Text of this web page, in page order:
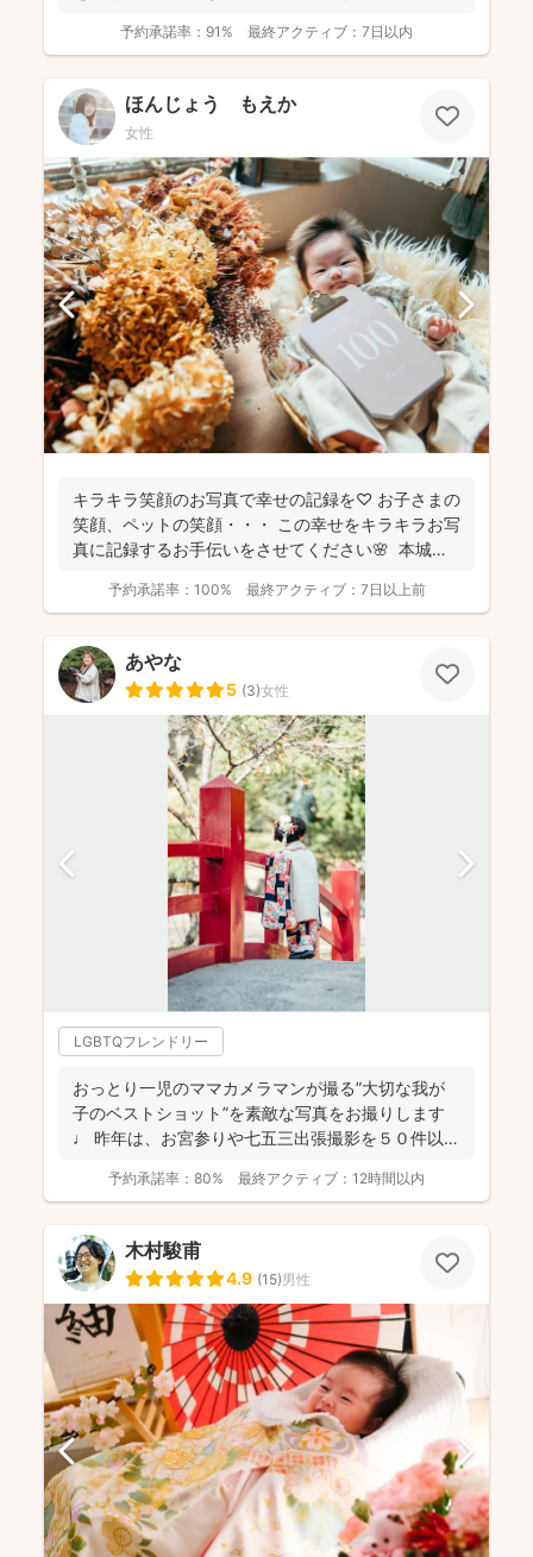
予約承諾率： 91% 最終アクティブ： 7日以内
ほんじょう もえか
女性
キラキラ笑顔のお写真で幸せの記録を♡ お子さまの
笑顔、ペットの笑顔・・・ この幸せをキラキラお写
真に記録するお手伝いをさせてください🌸 本城萌
予約承諾率： 100% 最終アクティブ： 7日以上前
あやな
5 (3)女性
LGBTQフレンドリー
おっとり一児のママカメラマンが撮る”大切な我が
子のベストショット”を素敵な写真をお撮りします
♩ 昨年は、お宮参りや七五三出張撮影を５０件以
予約承諾率： 80% 最終アクティブ： 12時間以内
木村駿甫
4.9 (15)男性